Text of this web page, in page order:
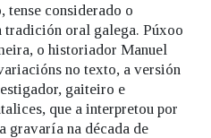
tense considerado o
tradición oral galega. Púxoo
o historiador Manuel
no texto, a versión
gaiteiro e
que a interpretou por
gravaría na década de